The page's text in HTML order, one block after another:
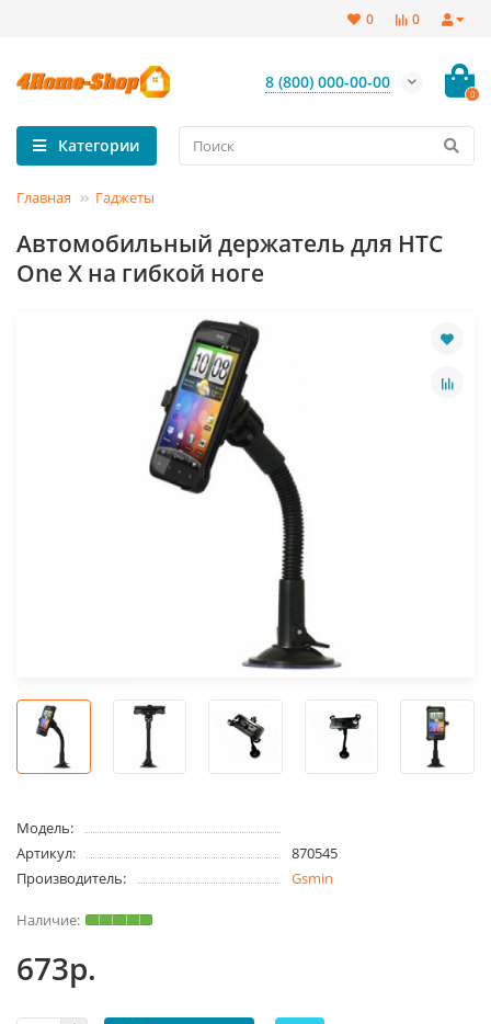
0
0
8 (800) 000-00-00
0
Категории
Главная Гаджеты
Автомобильный держатель для HTC
One X на гибкой ноге
Модель:
Артикул:
870545
Производитель:
Gsmin
673р.